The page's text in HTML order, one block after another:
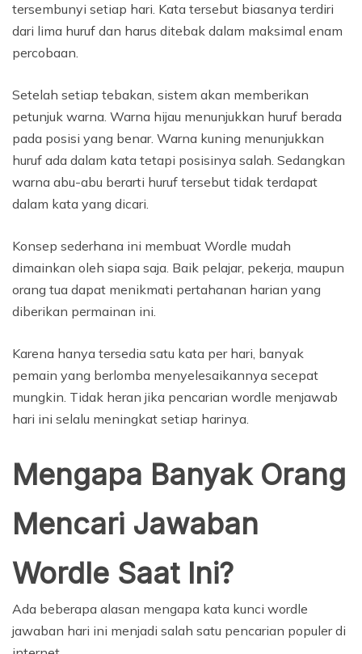
tersembunyi setiap hari. Kata tersebut biasanya terdiri
dari lima huruf dan harus ditebak dalam maksimal enam
percobaan.
Setelah setiap tebakan, sistem akan memberikan
petunjuk warna. Warna hijau menunjukkan huruf berada
pada posisi yang benar. Warna kuning menunjukkan
huruf ada dalam kata tetapi posisinya salah. Sedangkan
warna abu-abu berarti huruf tersebut tidak terdapat
dalam kata yang dicari.
Konsep sederhana ini membuat Wordle mudah
dimainkan oleh siapa saja. Baik pelajar, pekerja, maupun
orang tua dapat menikmati pertahanan harian yang
diberikan permainan ini.
Karena hanya tersedia satu kata per hari, banyak
pemain yang berlomba menyelesaikannya secepat
mungkin. Tidak heran jika pencarian wordle menjawab
hari ini selalu meningkat setiap harinya.
Mengapa Banyak Orang
Mencari Jawaban
Wordle Saat Ini?
Ada beberapa alasan mengapa kata kunci wordle
jawaban hari ini menjadi salah satu pencarian populer di